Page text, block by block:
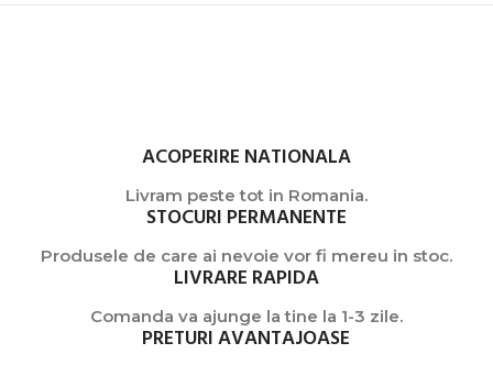
ACOPERIRE NATIONALA
Livram peste tot in Romania.
STOCURI PERMANENTE
Produsele de care ai nevoie vor fi mereu in stoc.
LIVRARE RAPIDA
Comanda va ajunge la tine la 1-3 zile.
PRETURI AVANTAJOASE